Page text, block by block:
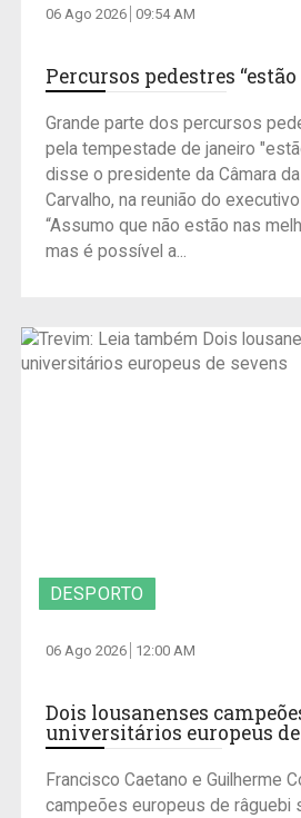
06 Ago 2026 09:54 AM
Percursos pedestres
Grande parte dos percursos
pela tempestade de janeiro
disse o presidente da Câmara
Carvalho, na reunião do
“Assumo que não estão nas
mas é possível a...
DESPORTO
06 Ago 2026 12:00 AM
Dois lousanenses
universitários europeus
Francisco Caetano e Guilherme
campeões europeus de râguebi